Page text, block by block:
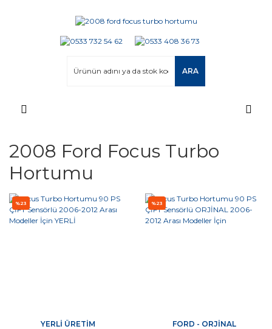
ARA
2008 Ford Focus Turbo
Hortumu
%23
YERLİ ÜRETİM
%23
FORD - ORJİNAL